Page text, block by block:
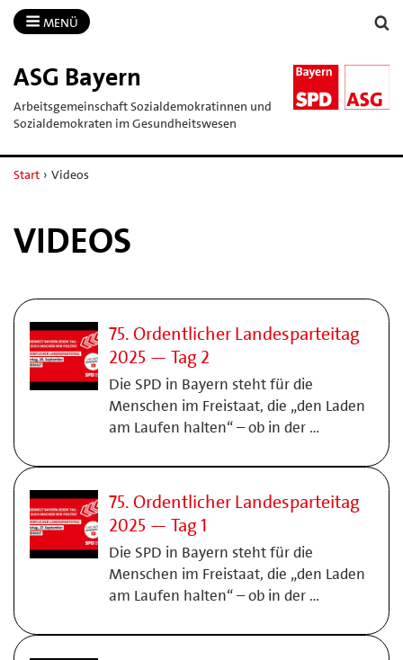
MENÜ
ASG Bayern
Arbeitsgemeinschaft Sozialdemokratinnen und
Sozialdemokraten im Gesundheitswesen
Start › Videos
VIDEOS
75. Ordentlicher Landesparteitag
2025 — Tag 2
Die SPD in Bayern steht für die
Menschen im Freistaat, die „den Laden
am Laufen halten“ – ob in der …
75. Ordentlicher Landesparteitag
2025 — Tag 1
Die SPD in Bayern steht für die
Menschen im Freistaat, die „den Laden
am Laufen halten“ – ob in der …